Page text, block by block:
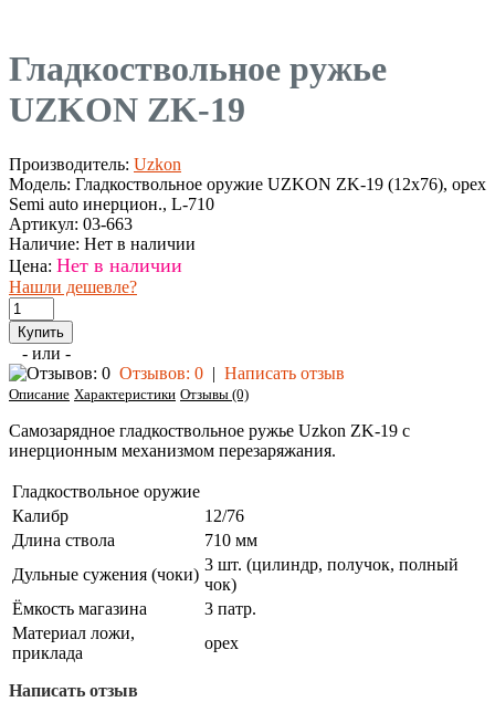
Гладкоствольное ружье
UZKON ZK-19
Производитель: Uzkon
Модель: Гладкоствольное оружие UZKON ZK-19 (12x76), орех
Semi auto инерцион., L-710
Артикул: 03-663
Наличие: Нет в наличии
Цена: Нет в наличии
Нашли дешевле?
- или -
Отзывов: 0 | Написать отзыв
Описание Характеристики Отзывы (0)
Самозарядное гладкоствольное ружье Uzkon ZK-19 с
инерционным механизмом перезаряжания.
Гладкоствольное оружие
Калибр
12/76
Длина ствола
710 мм
Дульные сужения (чоки)
3 шт. (цилиндр, получок, полный
чок)
Ёмкость магазина
3 патр.
Материал ложи,
приклада
орех
Написать отзыв